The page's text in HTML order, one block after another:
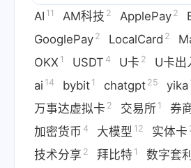
AI 11 AM科技 2 ApplePay 2
GooglePay 2 LocalCard 2
OKX 1 USDT 4 U卡 2 U卡出
ai 14 bybit 1 chatgpt 25 yika
万事达虚拟卡 2 交易所 1 券
加密货币 4 大模型 12 实体卡
技术分享 2 拜比特 1 数字套利